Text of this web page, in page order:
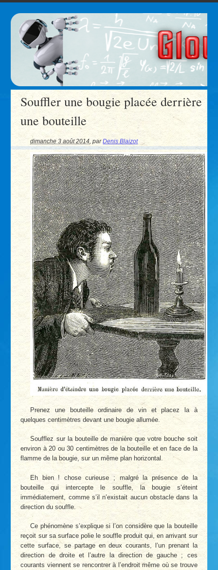
Souffler une bougie placée derrière
une bouteille
dimanche 3 août 2014,parDenis Blaizot
Prenez une bouteille ordinaire de vin et placez la à
quelques centimètres devant une bougie allumée.
Soufflez sur la bouteille de manière que votre bouche soit
environ à 20 ou 30 centimètres de la bouteille et en face de la
flamme de la bougie, sur un même plan horizontal.
Eh bien ! chose curieuse ; malgré la présence de la
bouteille qui intercepte le souffle, la bougie s’éteint
immédiatement, comme s’il n’existait aucun obstacle dans la
direction du souffle.
Ce phénomène s’explique si l’on considère que la bouteille
reçoit sur sa surface polie le souffle produit qui, en arrivant sur
cette surface, se partage en deux courants, l’un prenant la
direction de droite et l’autre la direction de gauche ; ces
courants viennent se rencontrer à l’endroit même où se trouve